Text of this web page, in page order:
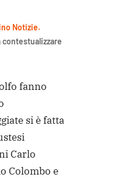
Notizie.
fanno
si è fatta
Carlo
Colombo e